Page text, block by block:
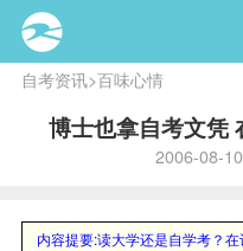
自考资讯>百味心情
博士也拿自考文凭
2006-08-
内容提要:读大学还是自学考？